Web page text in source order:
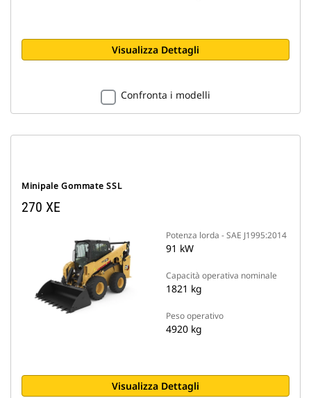
Visualizza Dettagli
Confronta i modelli
Minipale Gommate SSL
270 XE
Potenza lorda - SAE J1995:2014
91 kW
Capacità operativa nominale
1821 kg
Peso operativo
4920 kg
Visualizza Dettagli